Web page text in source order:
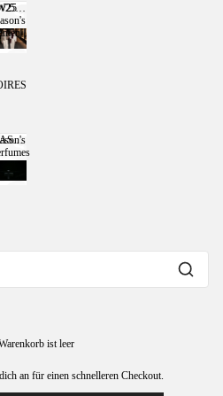
FW25 MASON'S DAMEN
MASON'S PERFUMES
ist leer
an für einen schnelleren Checkout.